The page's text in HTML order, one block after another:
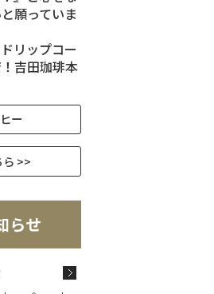
願っていま
リップコー
吉田珈琲本
ー
ら >>